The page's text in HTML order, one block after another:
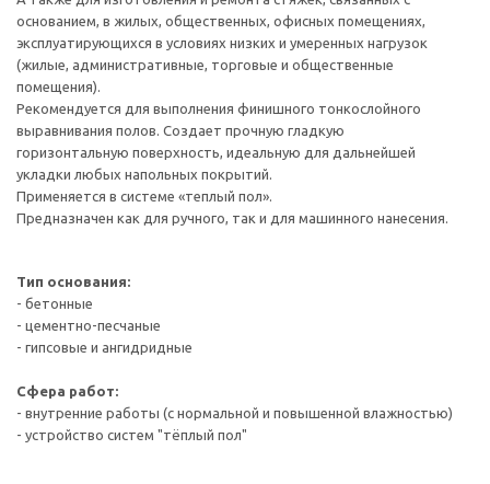
основанием, в жилых, общественных, офисных помещениях,
эксплуатирующихся в условиях низких и умеренных нагрузок
(жилые, административные, торговые и общественные
помещения).
Рекомендуется для выполнения финишного тонкослойного
выравнивания полов. Создает прочную гладкую
горизонтальную поверхность, идеальную для дальнейшей
укладки любых напольных покрытий.
Применяется в системе «теплый пол».
Предназначен как для ручного, так и для машинного нанесения.
Тип основания:
- бетонные
- цементно-песчаные
- гипсовые и ангидридные
Сфера работ:
- внутренние работы (с нормальной и повышенной влажностью)
- устройство систем "тёплый пол"